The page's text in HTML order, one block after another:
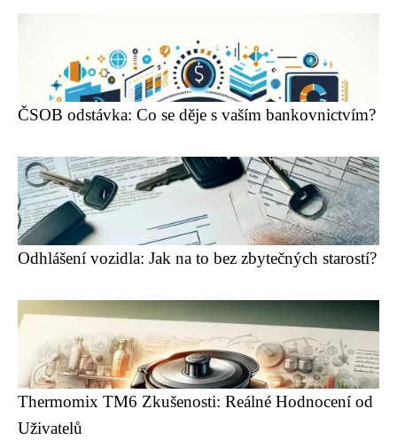
ČSOB odstávka: Co se děje s vaším bankovnictvím?
Odhlášení vozidla: Jak na to bez zbytečných starostí?
Thermomix TM6 Zkušenosti: Reálné Hodnocení od
Uživatelů